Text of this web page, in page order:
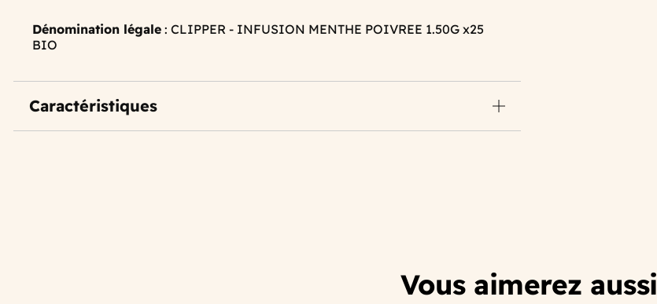
Dénomination légale : CLIPPER - INFUSION MENTHE POIVREE 1.50G x25
BIO
Caractéristiques
Vous aimerez aussi